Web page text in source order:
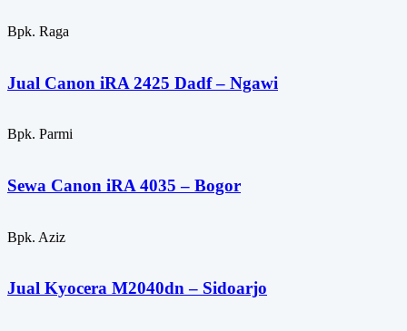
Bpk. Raga
Jual Canon iRA 2425 Dadf – Ngawi
Bpk. Parmi
Sewa Canon iRA 4035 – Bogor
Bpk. Aziz
Jual Kyocera M2040dn – Sidoarjo